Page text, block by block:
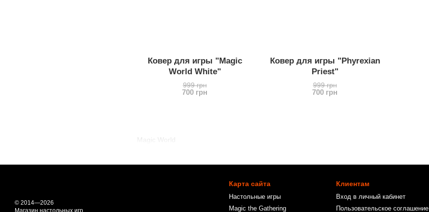
Magic World
Ковер для игры "Magic
World White"
999 грн
700 грн
Ковер для игры "Phyrexian
Priest"
999 грн
700 грн
© 2014—2026
Карта сайта
Настольные игры
Magic the Gathering
Клиентам
Вход в личный кабинет
Пользовательское соглашение